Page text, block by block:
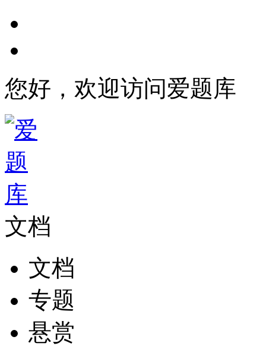
您好，欢迎访问爱题库
文档
文档
专题
悬赏